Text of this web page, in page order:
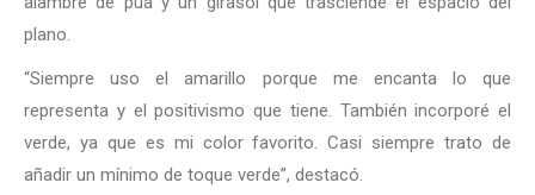
plano.
“Siempre uso el amarillo porque me encanta lo que
representa y el positivismo que tiene. También incorporé el
verde, ya que es mi color favorito. Casi siempre trato de
añadir un mínimo de toque verde”, destacó.